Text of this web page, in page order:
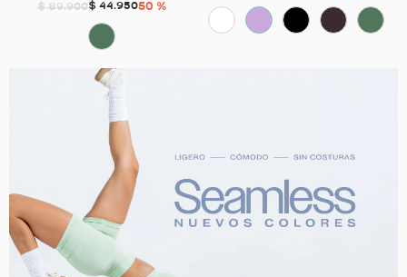
$ 89.900$ 44.95050 %